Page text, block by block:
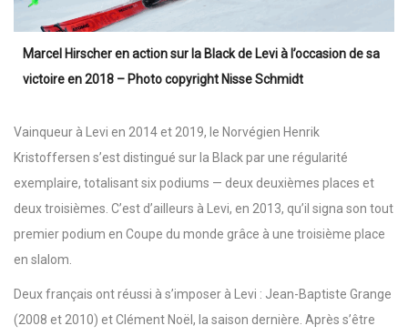
Marcel Hirscher en action sur la Black de Levi à l’occasion de sa
victoire en 2018 – Photo copyright Nisse Schmidt
Vainqueur à Levi en 2014 et 2019, le Norvégien Henrik
Kristoffersen s’est distingué sur la Black par une régularité
exemplaire, totalisant six podiums — deux deuxièmes places et
deux troisièmes. C’est d’ailleurs à Levi, en 2013, qu’il signa son tout
premier podium en Coupe du monde grâce à une troisième place
en slalom.
Deux français ont réussi à s’imposer à Levi : Jean-Baptiste Grange
(2008 et 2010) et Clément Noël, la saison dernière. Après s’être